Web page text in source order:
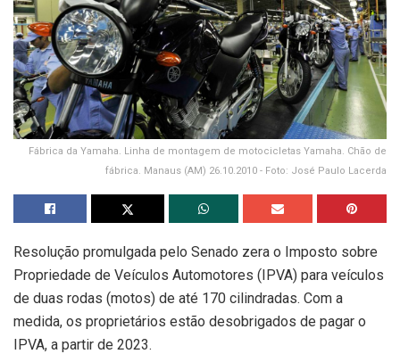
Fábrica da Yamaha. Linha de montagem de motocicletas Yamaha. Chão de
fábrica. Manaus (AM) 26.10.2010 - Foto: José Paulo Lacerda
Resolução promulgada pelo Senado zera o Imposto sobre
Propriedade de Veículos Automotores (IPVA) para veículos
de duas rodas (motos) de até 170 cilindradas. Com a
medida, os proprietários estão desobrigados de pagar o
IPVA, a partir de 2023.